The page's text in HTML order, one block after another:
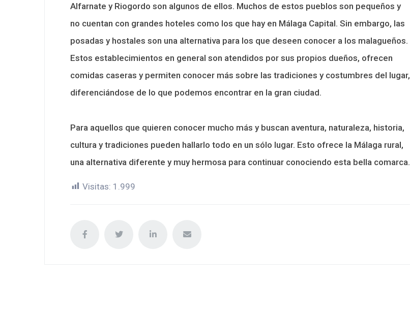
Alfarnate y Riogordo son algunos de ellos. Muchos de estos pueblos son pequeños y
no cuentan con grandes hoteles como los que hay en Málaga Capital. Sin embargo, las
posadas y hostales son una alternativa para los que deseen conocer a los malagueños.
Estos establecimientos en general son atendidos por sus propios dueños, ofrecen
comidas caseras y permiten conocer más sobre las tradiciones y costumbres del lugar,
diferenciándose de lo que podemos encontrar en la gran ciudad.
Para aquellos que quieren conocer mucho más y buscan aventura, naturaleza, historia,
cultura y tradiciones pueden hallarlo todo en un sólo lugar. Esto ofrece la Málaga rural,
una alternativa diferente y muy hermosa para continuar conociendo esta bella comarca.
Visitas: 1.999